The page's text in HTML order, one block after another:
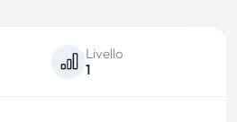
Livello
1